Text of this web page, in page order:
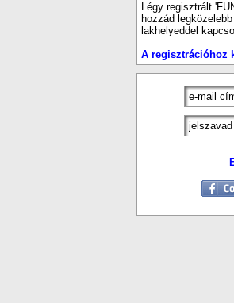
Légy regisztrált
hozzád
lakhelyeddel
A regisztrációhoz